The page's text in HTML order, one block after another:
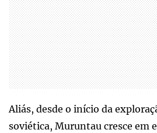
Aliás, desde o início da
soviética, Muruntau cresce em